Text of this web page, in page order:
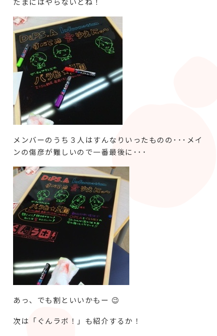
メンバーのうち３人はすんなりいったものの･･･メイ
ンの傷彦が難しいので一番最後に･･･
あっ、でも割といいかもー 😉
次は「ぐんラボ！」も紹介するか！